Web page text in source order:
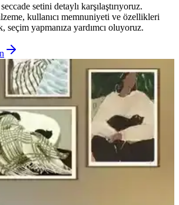
setini detaylı karşılaştırıyoruz.
kullanıcı memnuniyeti ve özellikleri
seçim yapmanıza yardımcı oluyoruz.